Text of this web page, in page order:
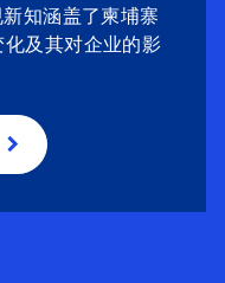
知涵盖了柬埔寨
及其对企业的影